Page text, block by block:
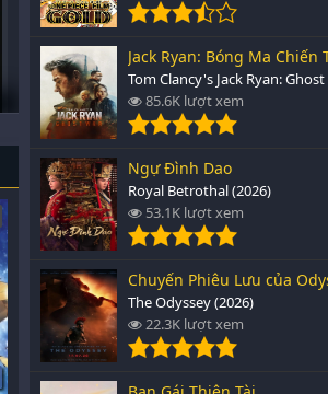
Jack Ryan: Bóng Ma Chiến
Tom Clancy's Jack Ryan:
85.6K lượt xem
Ngự Đình Dao
Royal Betrothal (2026)
53.1K lượt xem
Chuyến Phiêu Lưu của
The Odyssey (2026)
22.3K lượt xem